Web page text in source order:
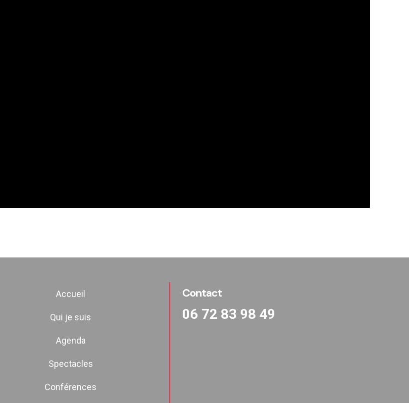
Accueil
Qui je suis
Agenda
Spectacles
Conférences
Contact
06 72 83 98 49